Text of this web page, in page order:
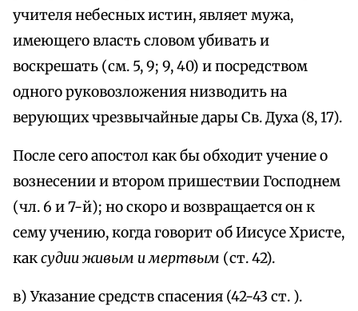
учителя небесных истин, являет мужа,
имеющего власть словом убивать и
воскрешать (см. 5, 9; 9, 40) и посредством
одного руковозложения низводить на
верующих чрезвычайные дары Св. Духа (8, 17).
После сего апостол как бы обходит учение о
вознесении и втором пришествии Господнем
(чл. 6 и 7-й); но скоро и возвращается он к
сему учению, когда говорит об Иисусе Христе,
каксудии живым и мертвым (ст. 42).
в) Указание средств спасения (42-43 ст. ).